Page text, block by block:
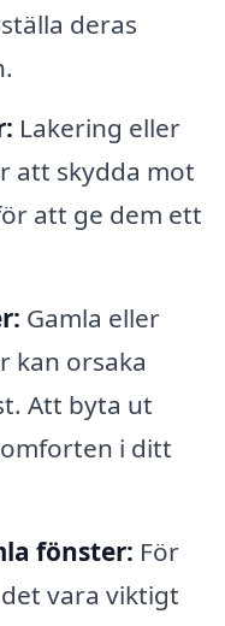
deras
Lakering eller
att skydda mot
att ge dem ett
Gamla eller
kan orsaka
Att byta ut
i ditt
fönster: För
vara viktigt